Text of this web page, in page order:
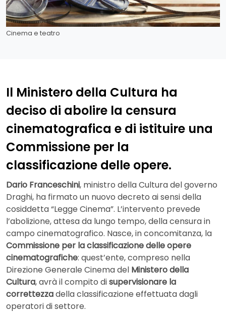
Cinema e teatro
Il Ministero della Cultura ha
deciso di abolire la censura
cinematografica e di istituire una
Commissione per la
classificazione delle opere.
Dario Franceschini, ministro della Cultura del governo
Draghi, ha firmato un nuovo decreto ai sensi della
cosiddetta “Legge Cinema”. L’intervento prevede
l’abolizione, attesa da lungo tempo, della censura in
campo cinematografico. Nasce, in concomitanza, la
Commissione per la classificazione delle opere
cinematografiche: quest’ente, compreso nella
Direzione Generale Cinema del Ministero della
Cultura, avrà il compito disupervisionare la
correttezzadella classificazione effettuata dagli
operatori di settore.